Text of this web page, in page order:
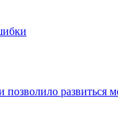
развиться